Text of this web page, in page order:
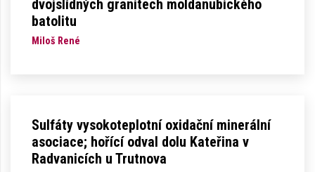
dvojslídných granitech moldanubického
batolitu
Miloš René
Sulfáty vysokoteplotní oxidační minerální
asociace; hořící odval dolu Kateřina v
Radvanicích u Trutnova